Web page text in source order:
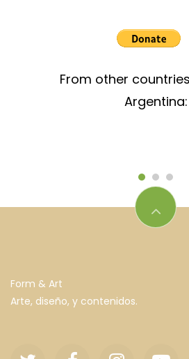
From other
Argentina:
Form & Art
Arte, diseño, y contenidos.